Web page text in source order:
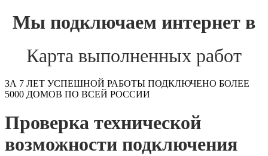
Мы подключаем интернет в
Карта выполненных работ
ЗА 7 ЛЕТ УСПЕШНОЙ РАБОТЫ ПОДКЛЮЧЕНО БОЛЕЕ
5000 ДОМОВ ПО ВСЕЙ РОССИИ
Проверка технической
возможности подключения